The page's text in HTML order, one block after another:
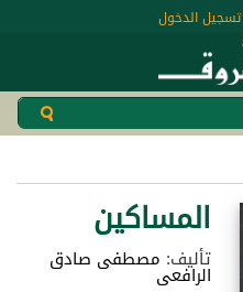
تسجيل الدخول
المساكين
تأليف: مصطفى صادق
الرافعى